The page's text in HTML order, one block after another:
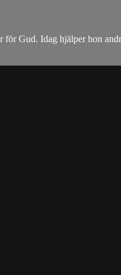
Gud. Idag hjälper hon